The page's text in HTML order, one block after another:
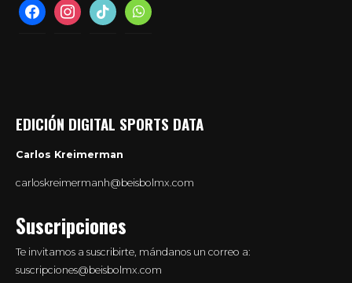
facebookinstagramtiktok whatsapp
EDICIÓN DIGITAL SPORTS DATA
Carlos Kreimerman
carloskreimermanh@beisbolmx.com
Suscripciones
Te invitamos a suscribirte, mándanos un correo a:
suscripciones@beisbolmx.com